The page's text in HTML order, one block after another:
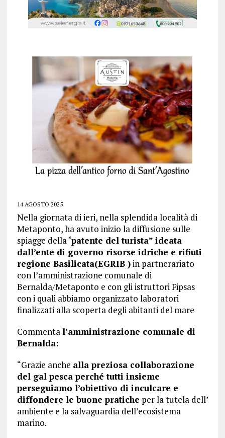
14 AGOSTO 2025
Nella giornata di ieri, nella splendida località di
Metaponto, ha avuto inizio la diffusione sulle
spiagge della ‘patente del turista” ideata
dall’ente di governo risorse idriche e rifiuti
regione Basilicata(EGRIB )in partnerariato
con l’amministrazione comunale di
Bernalda/Metaponto e con gli istruttori Fipsas
con i quali abbiamo organizzato laboratori
finalizzati alla scoperta degli abitanti del mare
Commental’amministrazione comunale di
Bernalda:
“Grazie anche alla preziosa collaborazione
del gal pesca perché tutti insieme
perseguiamo l’obiettivo di inculcare e
diffondere le buone pratiche per la tutela dell’
ambiente e la salvaguardia dell’ecosistema
marino.